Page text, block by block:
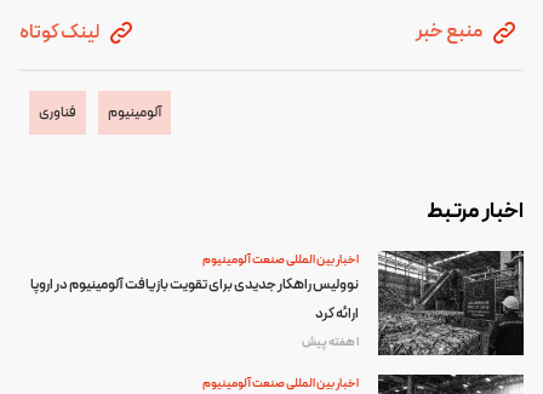
منبع خبر لینک کوتاه
آلومینیوم فناوری
اخبار مرتبط
اخبار بین المللی صنعت آلومینیوم
نوولیس راهکار جدیدی برای تقویت بازیافت آلومینیوم در اروپا
ارائه کرد
1 هفته پیش
اخبار بین المللی صنعت آلومینیوم